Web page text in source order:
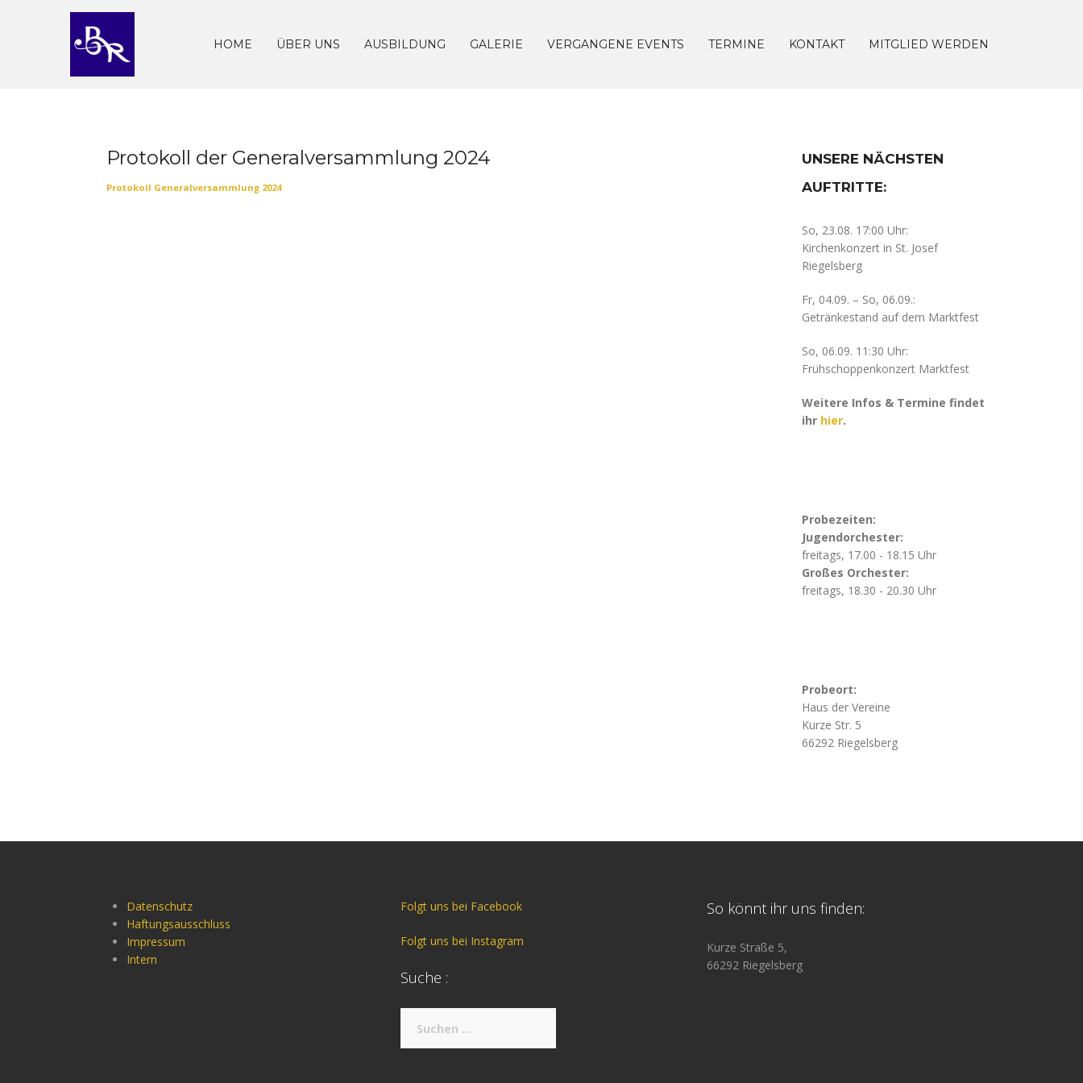
HOME ÜBER UNS AUSBILDUNG GALERIE VERGANGENE EVENTS TERMINE KONTAKT MITGLIED WERDEN
Protokoll der Generalversammlung 2024
Protokoll Generalversammlung 2024
UNSERE NÄCHSTEN
AUFTRITTE:
So, 23.08. 17:00 Uhr:
Kirchenkonzert in St. Josef
Riegelsberg
Fr, 04.09. – So, 06.09.:
Getränkestand auf dem Marktfest
So, 06.09. 11:30 Uhr:
Frühschoppenkonzert Marktfest
Weitere Infos & Termine findet
ihr hier.
Probezeiten:
Jugendorchester:
freitags, 17.00 - 18.15 Uhr
Großes Orchester:
freitags, 18.30 - 20.30 Uhr
Probeort:
Haus der Vereine
Kurze Str. 5
66292 Riegelsberg
Datenschutz
Haftungsausschluss
Impressum
Intern
Folgt uns bei Facebook
Folgt uns bei Instagram
Suche :
nach:
So könnt ihr uns finden:
Kurze Straße 5,
66292 Riegelsberg